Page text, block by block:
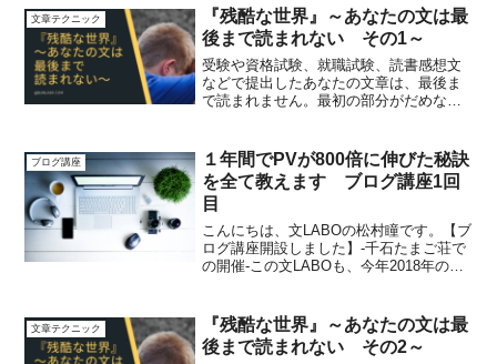
個人的に雨は大好き。雨の音を聴きなが
らの読書は最高です。...
文章テクニック
『残酷な世界』～あなたの文は最
後まで読まれない その1～
受験や資格試験、就職試験、読書感想文
などで提出したあなたの文章は、最後ま
で読まれません。最初の部分がだめなら
章を書かなければなりません。その理由
を、説明します。
ブログ講座
１年間でPVが800倍に伸びた秘訣
を全て教えます ブログ講座1回
目
こんにちは、文LABOの松村瞳です。【ブ
ログ講座開設しました】-千石たまご荘で
の開催-この文LABOも、今年2018年の６
（笑）１年間、毎日更新を続けるぞ!!と誓
って、コ...
文章テクニック
『残酷な世界』～あなたの文は最
後まで読まれない その2～